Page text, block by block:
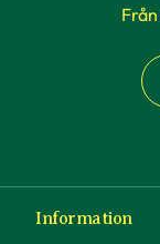
Information